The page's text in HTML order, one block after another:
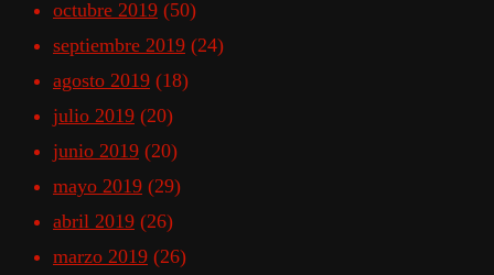
octubre 2019 (50)
septiembre 2019 (24)
agosto 2019 (18)
julio 2019 (20)
junio 2019 (20)
mayo 2019 (29)
abril 2019 (26)
marzo 2019 (26)